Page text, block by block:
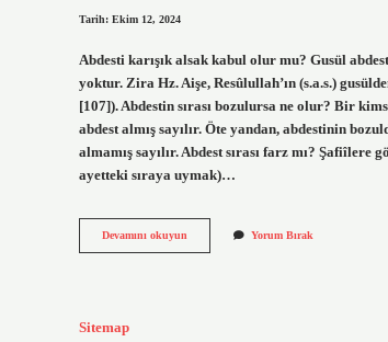
Tarih: Ekim 12, 2024
Abdesti karışık alsak kabul olur mu? Gusül
yoktur. Zira Hz. Aişe, Resûlullah’ın (s.a.s.)
[107]). Abdestin sırası bozulursa ne olur? Bir
abdest almış sayılır. Öte yandan, abdestinin
almamış sayılır. Abdest sırası farz mı?
ayetteki sıraya uymak)…
Devamını okuyun
Sırasını
Yorum Bırak
Sitemap